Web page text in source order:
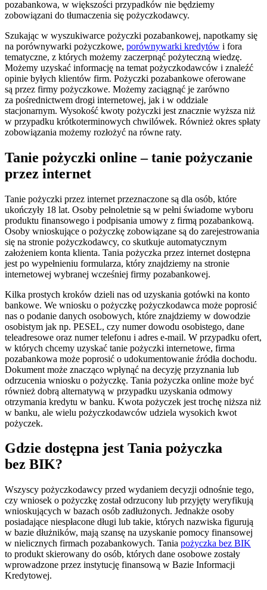
pozabankowa, w większości przypadków nie będziemy
zobowiązani do tłumaczenia się pożyczkodawcy.
Szukając w wyszukiwarce pożyczki pozabankowej, napotkamy się
na porównywarki pożyczkowe, porównywarki kredytów i fora
tematyczne, z których możemy zaczerpnąć pożyteczną wiedzę.
Możemy uzyskać informację na temat pożyczkodawców i znaleźć
opinie byłych klientów firm. Pożyczki pozabankowe oferowane
są przez firmy pożyczkowe. Możemy zaciągnąć je zarówno
za pośrednictwem drogi internetowej, jak i w oddziale
stacjonarnym. Wysokość kwoty pożyczki jest znacznie wyższa niż
w przypadku krótkoterminowych chwilówek. Również okres spłaty
zobowiązania możemy rozłożyć na równe raty.
Tanie pożyczki online – tanie pożyczanie
przez internet
Tanie pożyczki przez internet przeznaczone są dla osób, które
ukończyły 18 lat. Osoby pełnoletnie są w pełni świadome wyboru
produktu finansowego i podpisania umowy z firmą pozabankową.
Osoby wnioskujące o pożyczkę zobowiązane są do zarejestrowania
się na stronie pożyczkodawcy, co skutkuje automatycznym
założeniem konta klienta. Tania pożyczka przez internet dostępna
jest po wypełnieniu formularza, który znajdziemy na stronie
internetowej wybranej wcześniej firmy pozabankowej.
Kilka prostych kroków dzieli nas od uzyskania gotówki na konto
bankowe. We wniosku o pożyczkę pożyczkodawca może poprosić
nas o podanie danych osobowych, które znajdziemy w dowodzie
osobistym jak np. PESEL, czy numer dowodu osobistego, dane
teleadresowe oraz numer telefonu i adres e-mail. W przypadku ofert,
w których chcemy uzyskać tanie pożyczki internetowe, firma
pozabankowa może poprosić o udokumentowanie źródła dochodu.
Dokument może znacząco wpłynąć na decyzję przyznania lub
odrzucenia wniosku o pożyczkę. Tania pożyczka online może być
również dobrą alternatywą w przypadku uzyskania odmowy
otrzymania kredytu w banku. Kwota pożyczek jest trochę niższa niż
w banku, ale wielu pożyczkodawców udziela wysokich kwot
pożyczek.
Gdzie dostępna jest Tania pożyczka
bez BIK?
Wszyscy pożyczkodawcy przed wydaniem decyzji odnośnie tego,
czy wniosek o pożyczkę został odrzucony lub przyjęty weryfikują
wnioskujących w bazach osób zadłużonych. Jednakże osoby
posiadające niespłacone długi lub takie, których nazwiska figurują
w bazie dłużników, mają szansę na uzyskanie pomocy finansowej
w nielicznych firmach pozabankowych. Tania pożyczka bez BIK
to produkt skierowany do osób, których dane osobowe zostały
wprowadzone przez instytucję finansową w Bazie Informacji
Kredytowej.